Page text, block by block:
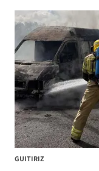
GUITIRIZ